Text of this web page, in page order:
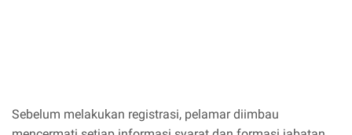
Sebelum melakukan registrasi, pelamar diimbau